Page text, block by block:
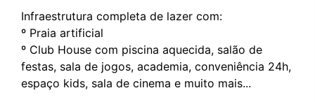
Infraestrutura completa de lazer com:
º Praia artificial
º Club House com piscina aquecida, salão de
festas, sala de jogos, academia, conveniência 24h,
espaço kids, sala de cinema e muito mais...